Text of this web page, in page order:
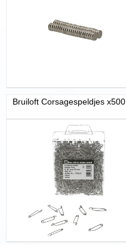
Bruiloft Corsagespeldjes x500